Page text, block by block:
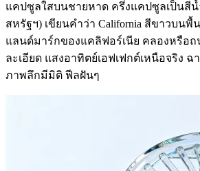
แคปซูลใสบนชายหาด ครึ่งแคปซูลเป็นสีน้
สหรัฐฯ) เขียนคำว่า California สีขาวบน
แลนด์มาร์กของแคลิฟอร์เนีย คลองหรือถ
ละเอียด แสงอาทิตย์เอฟเฟกต์เหนือจริง
ภาพลึกมีมิติ ฟีลฝันๆ